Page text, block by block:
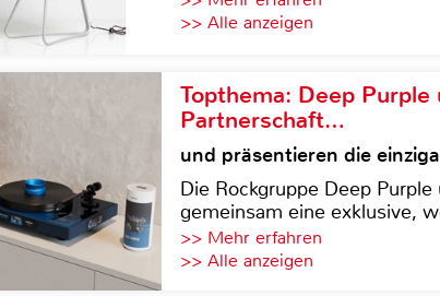
>> Alle anzeigen
Topthema: Deep
Partnerschaft…
und präsentieren die
Die Rockgruppe Deep
gemeinsam eine exklusive,
>> Mehr erfahren
>> Alle anzeigen